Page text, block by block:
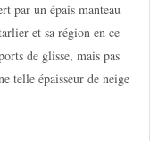
par un épais manteau
et sa région en ce
de glisse, mais pas
telle épaisseur de neige